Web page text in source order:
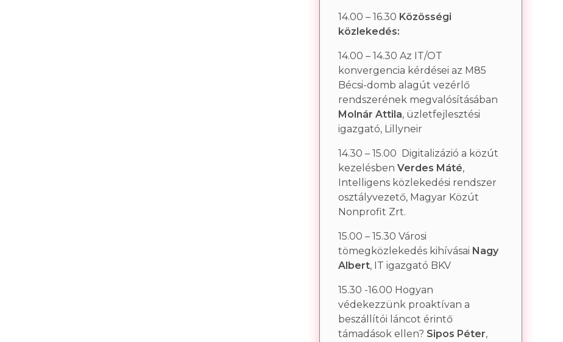
14.00 – 16.30 Közösségi
közlekedés:
14.00 – 14.30 Az IT/OT
konvergencia kérdései az M85
Bécsi-domb alagút vezérlő
rendszerének megvalósításában
Molnár Attila, üzletfejlesztési
igazgató, Lillyneir
14.30 – 15.00 Digitalizázió a közút
kezelésben Verdes Máté,
Intelligens közlekedési rendszer
osztályvezető, Magyar Közút
Nonprofit Zrt.
15.00 – 15.30 Városi
tömegközlekedés kihívásai Nagy
Albert, IT igazgató BKV
15.30 -16.00 Hogyan
védekezzünk proaktívan a
beszállítói láncot érintő
támadások ellen? Sipos Péter,